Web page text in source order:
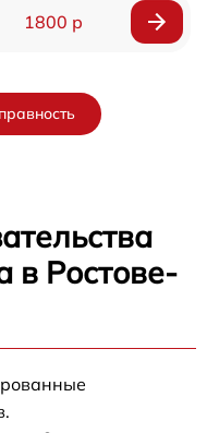
1800 р
в Ростове-